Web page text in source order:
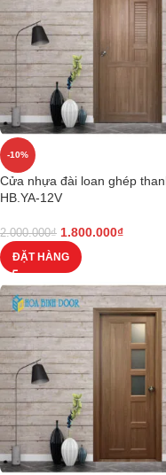
-10%
Cửa nhựa đài loan ghép
HB.YA-12V
2.000.000₫ 1.800.000₫
ĐẶT HÀNG